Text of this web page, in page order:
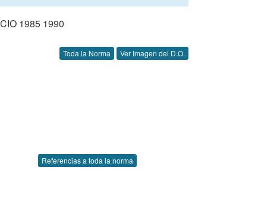
1985 1990
Toda la Norma Ver Imagen del D.O.
Referencias a toda la norma